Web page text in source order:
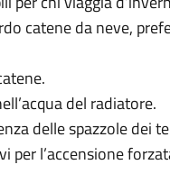
catene da neve,
del radiatore.
delle spazzole dei
l’accensione